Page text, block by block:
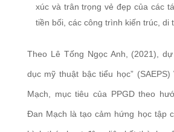
xúc và trân trọng vẻ đẹp của các
tiền bối, các công trình kiến trúc, di
Theo Lê Tống Ngọc Anh, (2021),
dục mỹ thuật bậc tiểu học”
Mạch, mục tiêu của PPGD theo
Đan Mạch là tạo cảm hứng học tập